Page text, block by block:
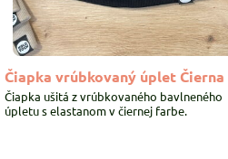
Čiapka vrúbkovaný úplet Čierna
Čiapka ušitá z vrúbkovaného bavlneného
úpletu s elastanom v čiernej farbe.